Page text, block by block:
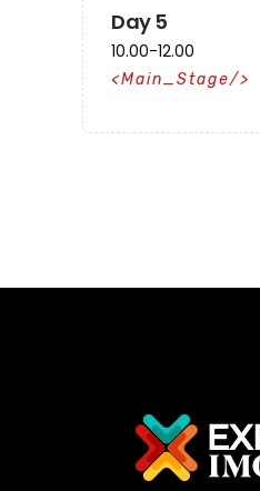
Day 5
10.00-12.00
Main_Stage